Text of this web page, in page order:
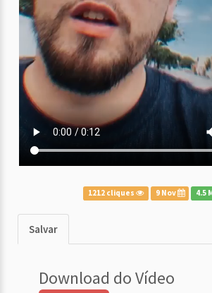
1212 cliques 9 Nov 4.5
Salvar
Download do Vídeo